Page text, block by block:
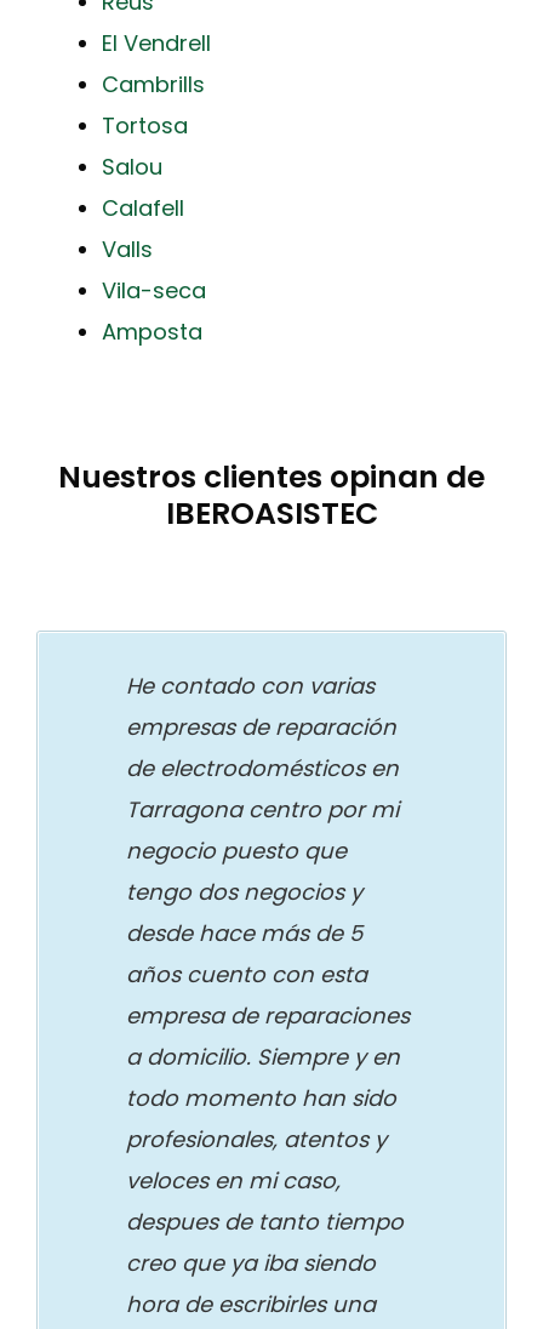
El Vendrell
Cambrills
Tortosa
Salou
Calafell
Valls
Vila-seca
Amposta
Nuestros clientes opinan de
IBEROASISTEC
He contado con varias
empresas de reparación
de electrodomésticos en
Tarragona centro por mi
negocio puesto que
tengo dos negocios y
desde hace más de 5
años cuento con esta
empresa de reparaciones
a domicilio. Siempre y en
todo momento han sido
profesionales, atentos y
veloces en mi caso,
despues de tanto tiempo
creo que ya iba siendo
hora de escribirles una